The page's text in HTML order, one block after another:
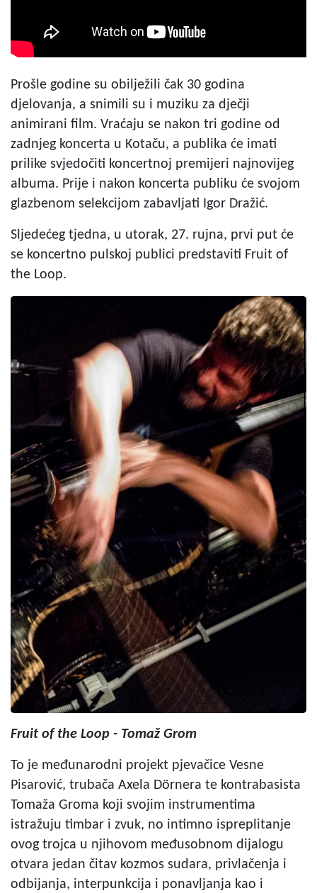
Prošle godine su obilježili čak 30 godina
djelovanja, a snimili su i muziku za dječji
animirani film. Vraćaju se nakon tri godine od
zadnjeg koncerta u Kotaču, a publika će imati
prilike svjedočiti koncertnoj premijeri najnovijeg
albuma. Prije i nakon koncerta publiku će svojom
glazbenom selekcijom zabavljati Igor Dražić.
Sljedećeg tjedna, u utorak, 27. rujna, prvi put će
se koncertno pulskoj publici predstaviti Fruit of
the Loop.
Fruit of the Loop - Tomaž Grom
To je međunarodni projekt pjevačice Vesne
Pisarović, trubača Axela Dörnera te kontrabasista
Tomaža Groma koji svojim instrumentima
istražuju timbar i zvuk, no intimno ispreplitanje
ovog trojca u njihovom međusobnom dijalogu
otvara jedan čitav kozmos sudara, privlačenja i
odbijanja, interpunkcija i ponavljanja kao i